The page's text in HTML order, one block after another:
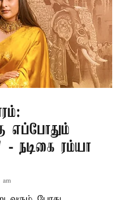
எப்போதும்
நடிகை ரம்யா
am